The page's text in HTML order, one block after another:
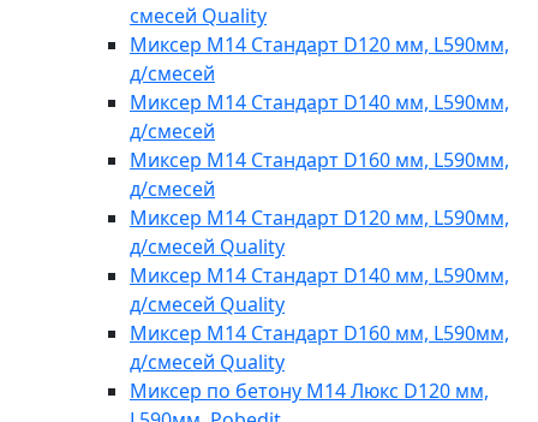
смесей Quality
Миксер M14 Стандарт D120 мм, L590мм,
д/смесей
Миксер M14 Стандарт D140 мм, L590мм,
д/смесей
Миксер M14 Стандарт D160 мм, L590мм,
д/смесей
Миксер M14 Стандарт D120 мм, L590мм,
д/смесей Quality
Миксер M14 Стандарт D140 мм, L590мм,
д/смесей Quality
Миксер M14 Стандарт D160 мм, L590мм,
д/смесей Quality
Миксер по бетону M14 Люкс D120 мм,